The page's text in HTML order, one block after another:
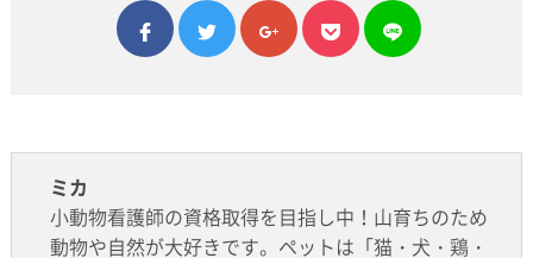
facebook
twittergoogle plus
pocket
line
ミカ
小動物看護師の資格取得を目指し中！山育ちのため
動物や自然が大好きです。ペットは「猫・犬・鶏・